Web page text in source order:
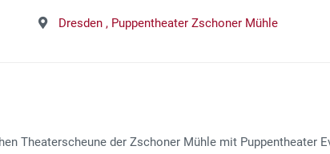
Dresden , Puppentheater Zschoner Mühle
Theaterscheune der Zschoner Mühle mit Puppentheater